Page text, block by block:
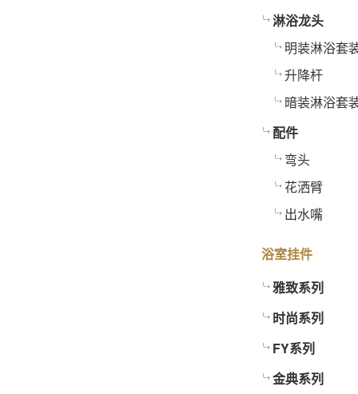
淋浴龙头
明装淋浴套
升降杆
暗装淋浴套
配件
弯头
花洒臂
出水嘴
浴室挂件
雅致系列
时尚系列
FY系列
金典系列